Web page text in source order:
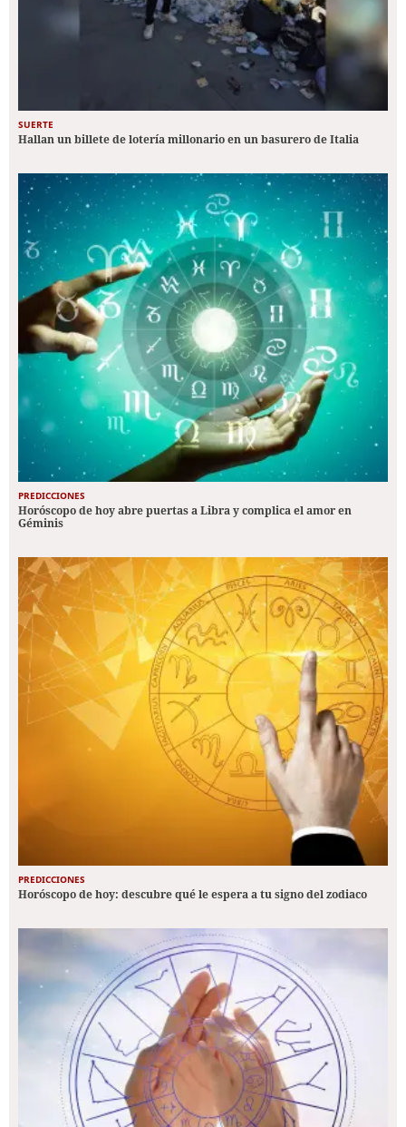
SUERTE
Hallan un billete de lotería millonario en un basurero de Italia
PREDICCIONES
Horóscopo de hoy abre puertas a Libra y complica el amor en
Géminis
PREDICCIONES
Horóscopo de hoy: descubre qué le espera a tu signo del zodiaco